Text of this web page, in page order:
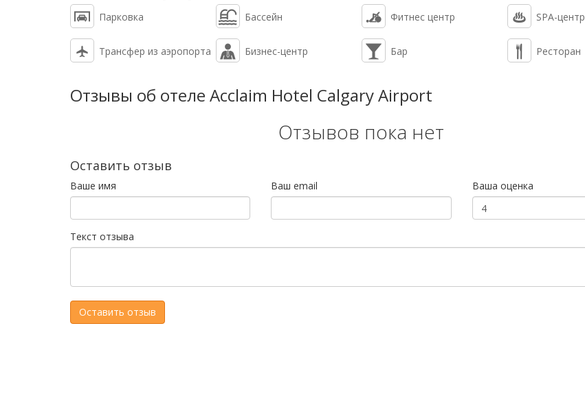
Парковка Бассейн Фитнес центр SPA-центр
Трансфер из аэропорта Бизнес-центр Бар Ресторан
Отзывы об отеле Acclaim Hotel Calgary Airport
Отзывов пока нет
Оставить отзыв
Ваше имя Ваш email Ваша оценка
Текст отзыва